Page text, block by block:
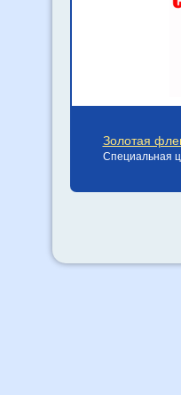
Золотая
Специальная